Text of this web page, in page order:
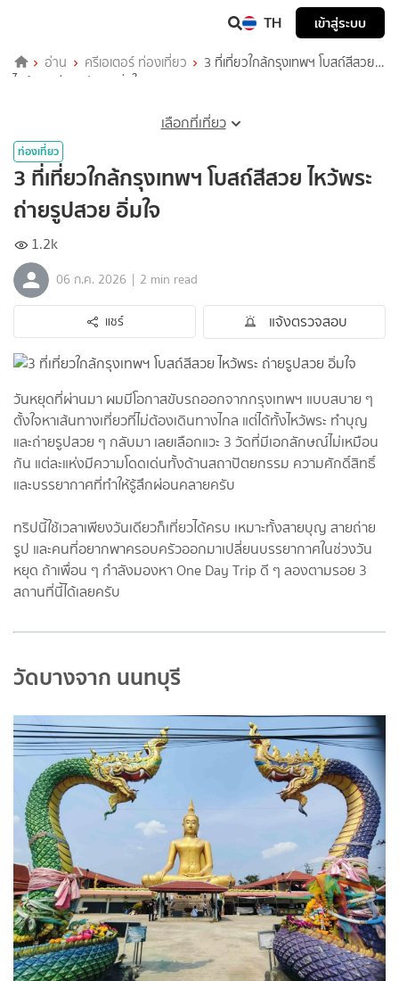
TH เข้าสู่ระบบ
อ่าน ครีเอเตอร์ ท่องเที่ยว
3 ที่เที่ยวใกล้กรุงเทพฯ โบสถ์สีสวย
ไหว้พระ ถ่ายรูปสวย อิ่มใจ
เลือกที่เที่ยว
ท่องเที่ยว
3 ที่เที่ยวใกล้กรุงเทพฯ โบสถ์สีสวย ไหว้พระ
ถ่ายรูปสวย อิ่มใจ
1.2k
06 ก.ค. 2026 | 2 min read
แชร์ แจ้งตรวจสอบ
วันหยุดที่ผ่านมา ผมมีโอกาสขับรถออกจากกรุงเทพฯ แบบสบาย ๆ
ตั้งใจหาเส้นทางเที่ยวที่ไม่ต้องเดินทางไกล แต่ได้ทั้งไหว้พระ ทำบุญ
และถ่ายรูปสวย ๆ กลับมา เลยเลือกแวะ 3 วัดที่มีเอกลักษณ์ไม่เหมือน
กัน แต่ละแห่งมีความโดดเด่นทั้งด้านสถาปัตยกรรม ความศักดิ์สิทธิ์
และบรรยากาศที่ทำให้รู้สึกผ่อนคลายครับ
ทริปนี้ใช้เวลาเพียงวันเดียวก็เที่ยวได้ครบ เหมาะทั้งสายบุญ สายถ่าย
รูป และคนที่อยากพาครอบครัวออกมาเปลี่ยนบรรยากาศในช่วงวัน
หยุด ถ้าเพื่อน ๆ กำลังมองหา One Day Trip ดี ๆ ลองตามรอย 3
สถานที่นี้ได้เลยครับ
วัดบางจาก นนทบุรี